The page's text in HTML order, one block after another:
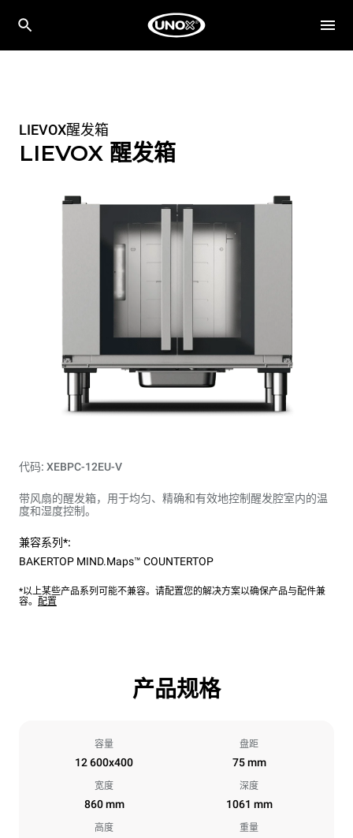
LIEVOX醒发箱
LIEVOX 醒发箱
代码: XEBPC-12EU-V
带风扇的醒发箱，用于均匀、精确和有效地控制醒发腔室内的温
度和湿度控制。
兼容系列*:
BAKERTOP MIND.Maps™ COUNTERTOP
*以上某些产品系列可能不兼容。请配置您的解决方案以确保产品与配件兼
容。 配置
产品规格
容量
12 600x400
盘距
75 mm
宽度
860 mm
深度
1061 mm
高度 重量